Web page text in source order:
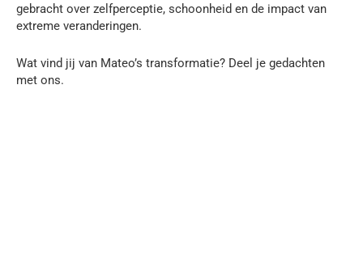
gebracht over zelfperceptie, schoonheid en de impact van
extreme veranderingen.
Wat vind jij van Mateo’s transformatie? Deel je gedachten
met ons.